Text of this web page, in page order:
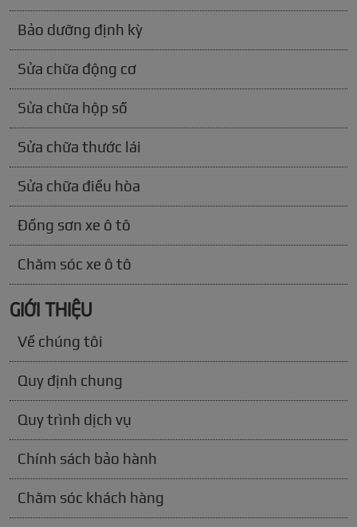
Bảo dưỡng định kỳ
Sửa chữa động cơ
Sửa chữa hộp số
Sửa chữa thước lái
Sửa chữa điều hòa
Đồng sơn xe ô tô
Chăm sóc xe ô tô
GIỚI THIỆU
Về chúng tôi
Quy định chung
Quy trình dịch vụ
Chính sách bảo hành
Chăm sóc khách hàng